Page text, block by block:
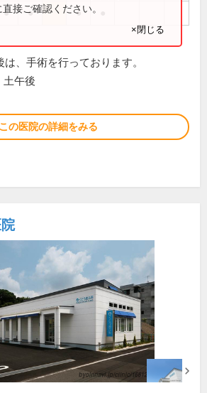
● ● ●
接ご確認ください。
×閉じる
は、手術を行っております。
土午後
この医院の詳細をみる